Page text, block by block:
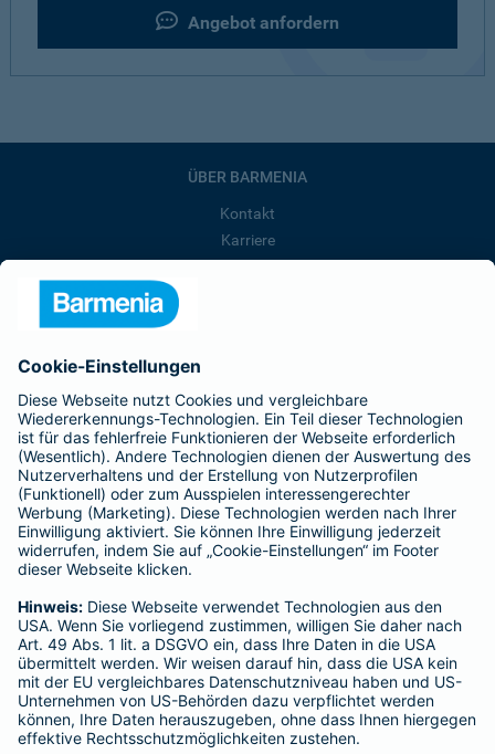
Angebot anfordern
ÜBER BARMENIA
Kontakt
Karriere
Presse
Barmenia ist Teil der BarmeniaGothaer
BELIEBTE SEITEN
Kranken-Zusatzversicherung
Tierversicherungen
Haftpflichtversicherung
Hausratversicherung
Adresse ändern
Schaden melden
Kilometerstandsmeldung
Serviceübersicht